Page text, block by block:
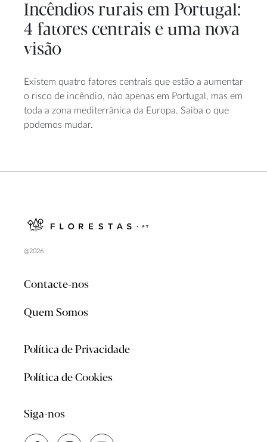
Incêndios rurais em Portugal:
4 fatores centrais e uma nova
visão
Existem quatro fatores centrais que estão a aumentar
o risco de incêndio, não apenas em Portugal, mas em
toda a zona mediterrânica da Europa. Saiba o que
podemos mudar.
@2026
Contacte-nos
Quem Somos
Política de Privacidade
Política de Cookies
Siga-nos